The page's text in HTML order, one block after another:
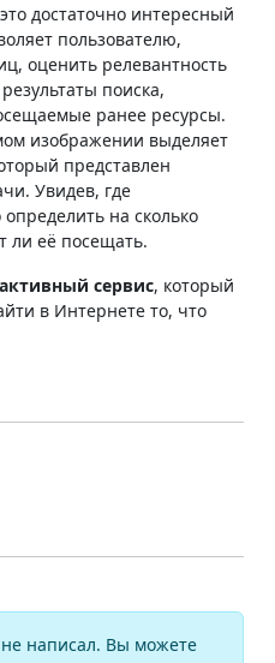
достаточно интересный
пользователю,
оценить релевантность
поиска,
ранее ресурсы.
изображении выделяет
представлен
Увидев, где
на сколько
ли её посещать.
сервис, который
в Интернете то, что
написал. Вы можете